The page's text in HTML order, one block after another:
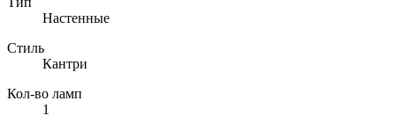
Настенные
Стиль
Кантри
Кол-во ламп
1